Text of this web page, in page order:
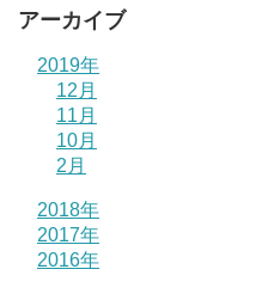
アーカイブ
2019年
12月
11月
10月
2月
2018年
2017年
2016年